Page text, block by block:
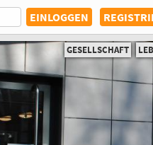
GESELLSCHAFT